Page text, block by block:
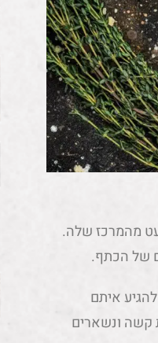
מהמרכז שלה.
של הכתף.
איתם
קשה ונשארים